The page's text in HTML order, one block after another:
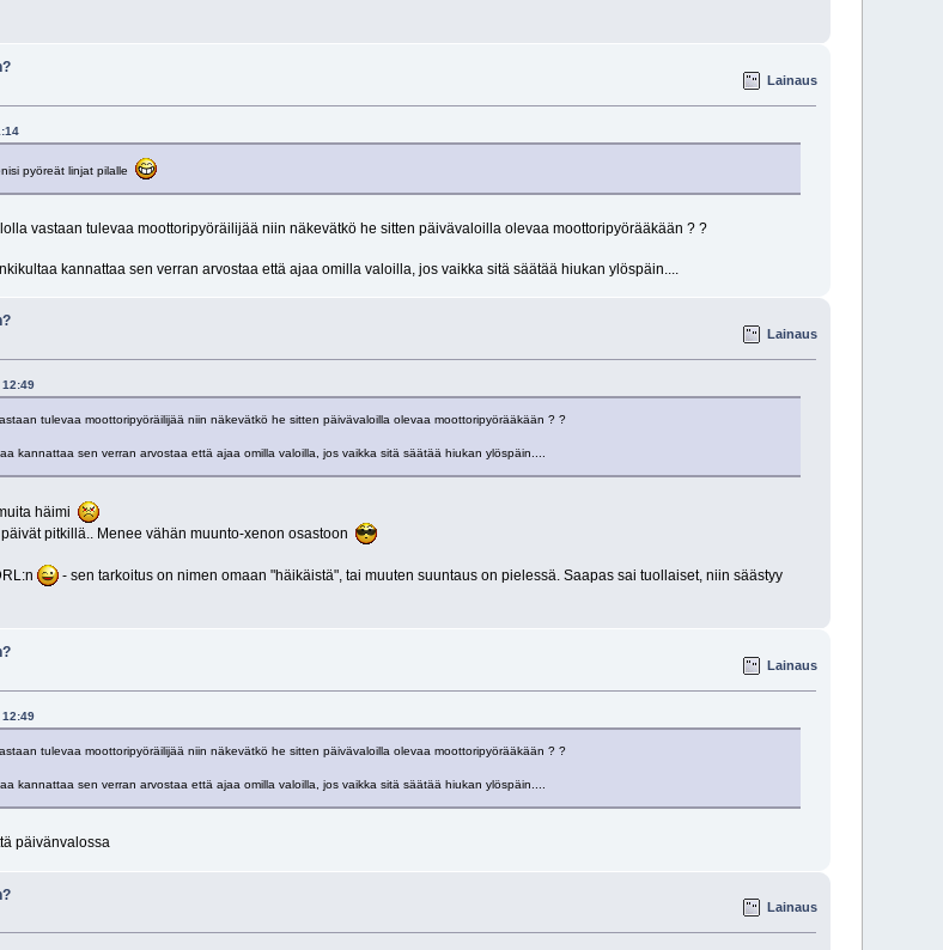
Lainaus
pyöreät linjat pilalle
vastaan tulevaa moottoripyöräilijää niin näkevätkö he sitten päivävaloilla olevaa moottoripyörääkään ? ?
kannattaa sen verran arvostaa että ajaa omilla valoilla, jos vaikka sitä säätää hiukan ylöspäin....
Lainaus
tulevaa moottoripyöräilijää niin näkevätkö he sitten päivävaloilla olevaa moottoripyörääkään ? ?
kannattaa sen verran arvostaa että ajaa omilla valoilla, jos vaikka sitä säätää hiukan ylöspäin....
häimi
pitkillä.. Menee vähän muunto-xenon osastoon
- sen tarkoitus on nimen omaan "häikäistä", tai muuten suuntaus on pielessä. Saapas sai tuollaiset, niin säästyy
Lainaus
tulevaa moottoripyöräilijää niin näkevätkö he sitten päivävaloilla olevaa moottoripyörääkään ? ?
kannattaa sen verran arvostaa että ajaa omilla valoilla, jos vaikka sitä säätää hiukan ylöspäin....
päivänvalossa
Lainaus